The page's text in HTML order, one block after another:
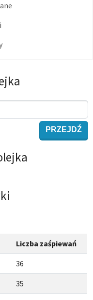
PRZEJDŹ
Liczba zaśpiewań
36
35